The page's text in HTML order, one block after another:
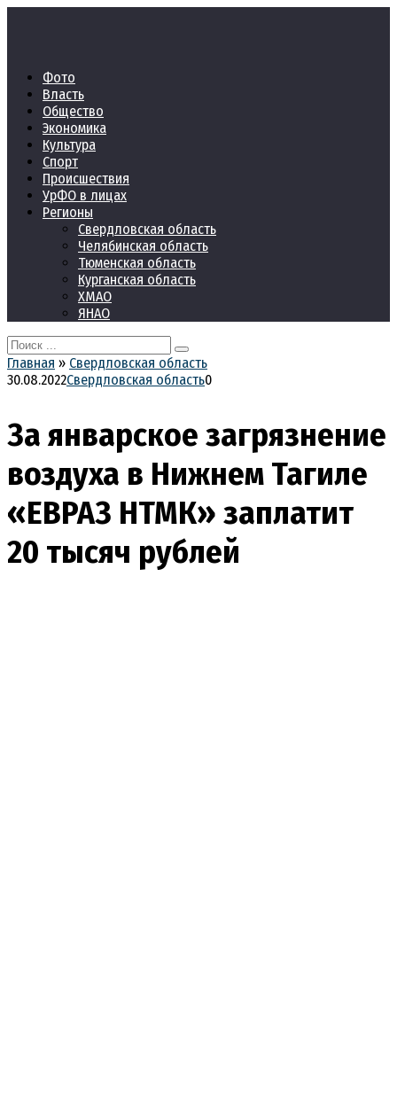
Фото
Власть
Общество
Экономика
Культура
Спорт
Происшествия
УрФО в лицах
Регионы
Свердловская область
Челябинская область
Тюменская область
Курганская область
ХМАО
ЯНАО
Search
for:
Главная » Свердловская область
30.08.2022Свердловская область0
За январское загрязнение
воздуха в Нижнем Тагиле
«ЕВРАЗ НТМК» заплатит
20 тысяч рублей